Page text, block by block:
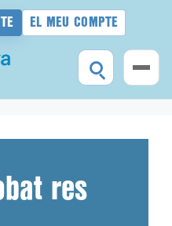
EL MEU COMPTE
res